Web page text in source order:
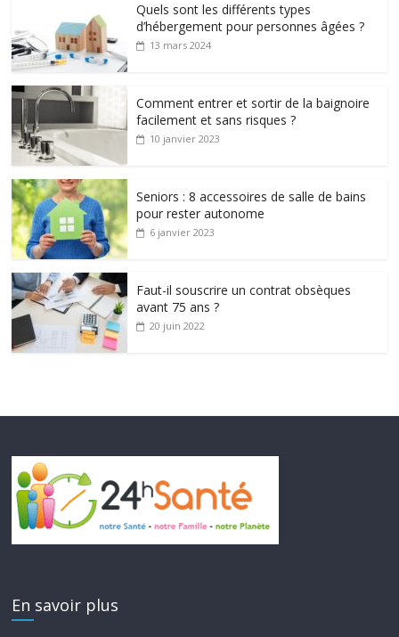
Quels sont les différents types
d’hébergement pour personnes âgées ?
13 mars 2024
Comment entrer et sortir de la baignoire
facilement et sans risques ?
10 janvier 2023
Seniors : 8 accessoires de salle de bains
pour rester autonome
6 janvier 2023
Faut-il souscrire un contrat obsèques
avant 75 ans ?
20 juin 2022
En savoir plus